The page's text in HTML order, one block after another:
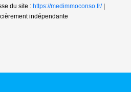
du site : https://medimmoconso.fr/|
indépendante